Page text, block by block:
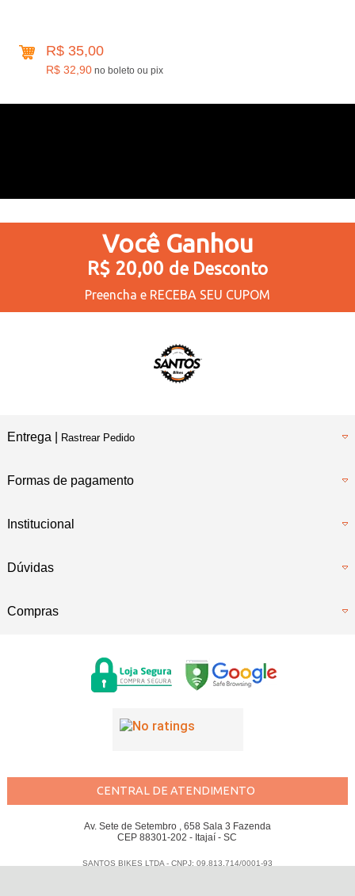
R$ 35,00
R$ 32,90 no boleto ou pix
Você Ganhou
R$ 20,00 de Desconto
Preencha e RECEBA SEU CUPOM
Entrega | Rastrear Pedido
Formas de pagamento
Institucional
Dúvidas
Compras
CENTRAL DE ATENDIMENTO
Av. Sete de Setembro , 658 Sala 3 Fazenda
CEP 88301-202 - Itajaí - SC
SANTOS BIKES LTDA - CNPJ: 09.813.714/0001-93